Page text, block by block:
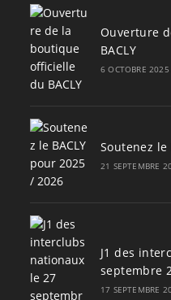
Ouverture
BACLY
6 OCTOBRE 2025
Soutenez le
21 SEPTEMBRE
J1 des
septembre
17 SEPTEMBRE